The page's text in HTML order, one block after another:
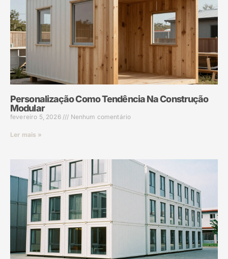
Personalização Como Tendência Na Construção
Modular
fevereiro 5, 2026 Nenhum comentário
Ler mais »